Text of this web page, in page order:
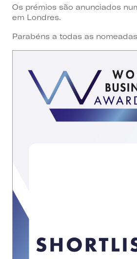
Os prémios são anunciados
em Londres.
Parabéns a todas as